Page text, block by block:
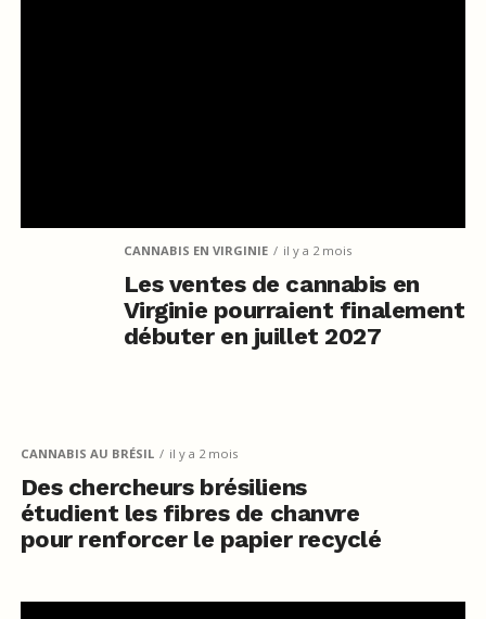
CANNABIS EN VIRGINIE il y a 2 mois
Les ventes de cannabis en
Virginie pourraient finalement
débuter en juillet 2027
CANNABIS AU BRÉSIL il y a 2 mois
Des chercheurs brésiliens
étudient les fibres de chanvre
pour renforcer le papier recyclé